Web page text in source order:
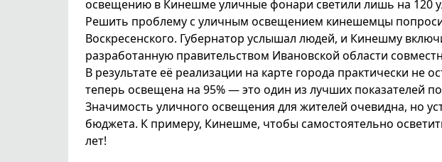
освещению в Кинешме уличные фонари светили лишь на 120
Решить проблему с уличным освещением кинешемцы
Воскресенского. Губернатор услышал людей, и Кинешму
разработанную правительством Ивановской области
В результате её реализации на карте города практически не
теперь освещена на 95% — это один из лучших показателей
Значимость уличного освещения для жителей очевидна, но
бюджета. К примеру, Кинешме, чтобы самостоятельно
лет!